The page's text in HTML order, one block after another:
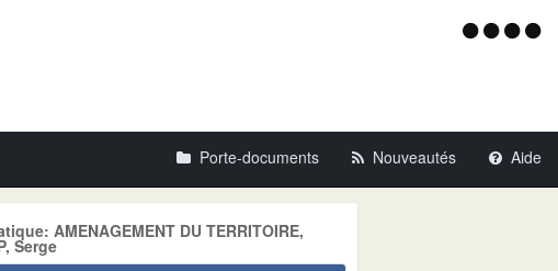
Menu
Porte-documents Nouveautés Aide
AMENAGEMENT DU TERRITOIRE,
Serge